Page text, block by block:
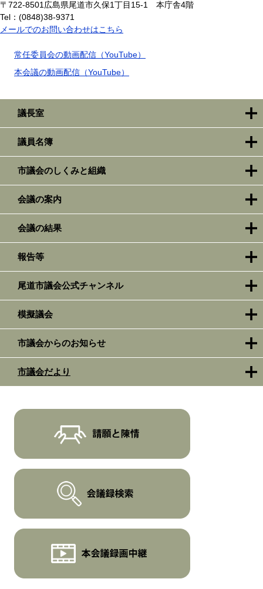
常任委員会の動画配信（YouTube）
本会議の動画配信（YouTube）
議長室
議員名簿
市議会のしくみと組織
会議の案内
会議の結果
報告等
尾道市議会公式チャンネル
模擬議会
市議会からのお知らせ
市議会だより
〒722-8501 広島県尾道市久保1丁目15-1 本庁舎4階
Tel：(0848)38-9371
メールでのお問い合わせはこちら